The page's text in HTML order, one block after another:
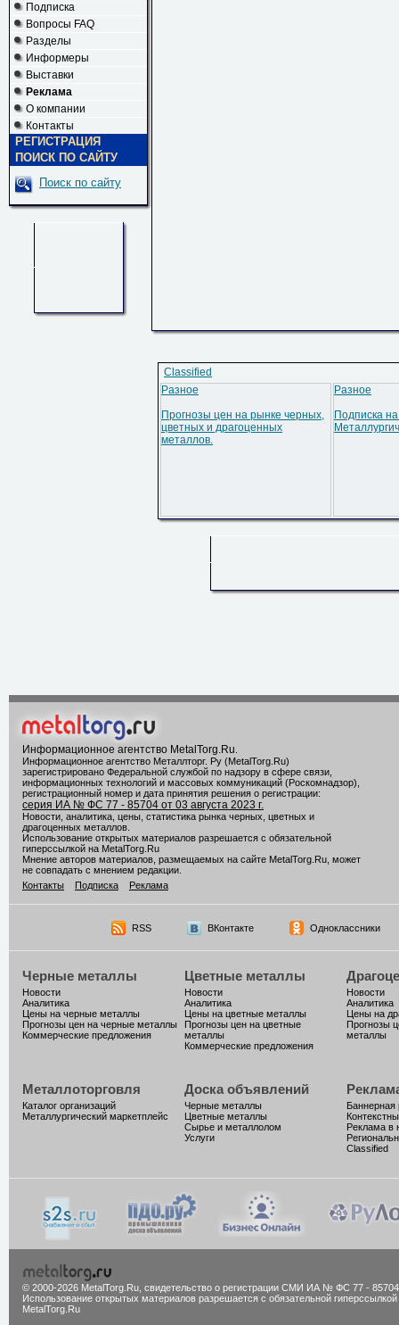
Подписка
Вопросы FAQ
Разделы
Информеры
Выставки
Реклама
О компании
Контакты
РЕГИСТРАЦИЯ
ПОИСК ПО САЙТУ
Поиск по сайту
Classified
Разное
Прогнозы цен на рынке черных,
цветных и драгоценных
металлов.
Разное
Подписка
Информационное агентство MetalTorg.Ru
Информационное агентство Металлторг. Ру (MetalTorg.Ru)
зарегистрировано Федеральной службой по надзору в сфере связи,
информационных технологий и массовых коммуникаций (Роскомнадзор),
регистрационный номер и дата принятия решения о регистрации:
серия ИА № ФС 77 - 85704 от 03 августа 2023 г.
Новости, аналитика, цены, статистика рынка черных, цветных и
драгоценных металлов.
Использование открытых материалов разрешается с обязательной
гиперссылкой на MetalTorg.Ru
Мнение авторов материалов, размещаемых на сайте MetalTorg.Ru, может
не совпадать с мнением редакции.
Контакты
Подписка Реклама
RSS ВКонтакте Одноклассники
Черные металлы
Новости
Аналитика
Цены на черные металлы
Прогнозы цен на черные металлы
Коммерческие предложения
Цветные металлы
Новости
Аналитика
Цены на цветные металлы
Прогнозы цен на цветные
металлы
Коммерческие предложения
Новости
Аналитика
Цены на
Прогнозы
металлы
Металлоторговля
Каталог организаций
Металлургический маркетплейс
Доска объявлений
Черные металлы
Цветные металлы
Сырье и металлолом
Услуги
Баннерная
Реклама в
Classified
© 2000-2026 MetalTorg.Ru, cвидетельство о регистрации СМИ ИА № ФС 77 - 85704
Использование открытых материалов разрешается с обязательной гиперссылкой
MetalTorg.Ru